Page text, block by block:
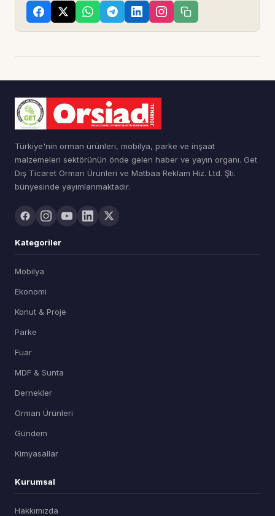
Türkiye'nin orman ürünleri, mobilya, parke ve inşaat
malzemeleri sektörünün önde gelen haber ve yayın organı. Get
Dış Ticaret Orman Ürünleri ve Matbaa Reklam Hiz. Ltd. Şti.
bünyesinde yayımlanmaktadır.
Kategoriler
Mobilya
Ekonomi
Konut & Proje
Parke
Fuar
MDF & Sunta
Dernekler
Orman Ürünleri
Gündem
Kimyasallar
Kurumsal
Hakkımızda